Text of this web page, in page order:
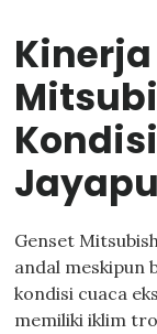
Genset
andal meskipun
kondisi cuaca
memiliki iklim